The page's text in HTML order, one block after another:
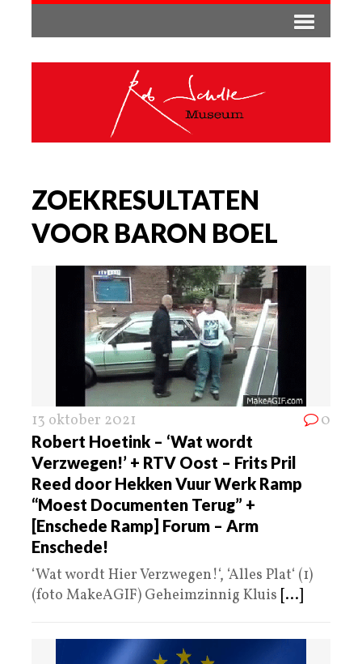
ZOEKRESULTATEN
VOOR BARON BOEL
13 oktober 2021 0
Robert Hoetink – ‘Wat wordt
Verzwegen!’ + RTV Oost – Frits Pril
Reed door Hekken Vuur Werk Ramp
“Moest Documenten Terug” +
[Enschede Ramp] Forum – Arm
Enschede!
‘Wat wordt Hier Verzwegen!‘, ‘Alles Plat‘ (1)
(foto MakeAGIF) Geheimzinnig Kluis [...]